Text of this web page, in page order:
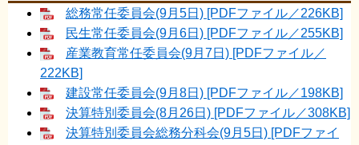
総務常任委員会(9月5日) [PDFファイル／226KB]
民生常任委員会(9月6日) [PDFファイル／255KB]
産業教育常任委員会(9月7日) [PDFファイル／
222KB]
建設常任委員会(9月8日) [PDFファイル／198KB]
決算特別委員会(8月26日) [PDFファイル／308KB]
決算特別委員会総務分科会(9月5日) [PDFファイ